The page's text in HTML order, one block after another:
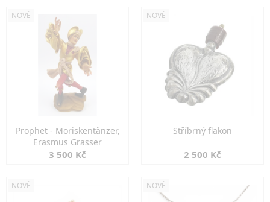
NOVÉ
Prophet - Moriskentänzer,
Erasmus Grasser
3 500 Kč
NOVÉ
Stříbrný flakon
2 500 Kč
NOVÉ NOVÉ